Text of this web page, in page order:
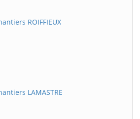
ROIFFIEUX
LAMASTRE